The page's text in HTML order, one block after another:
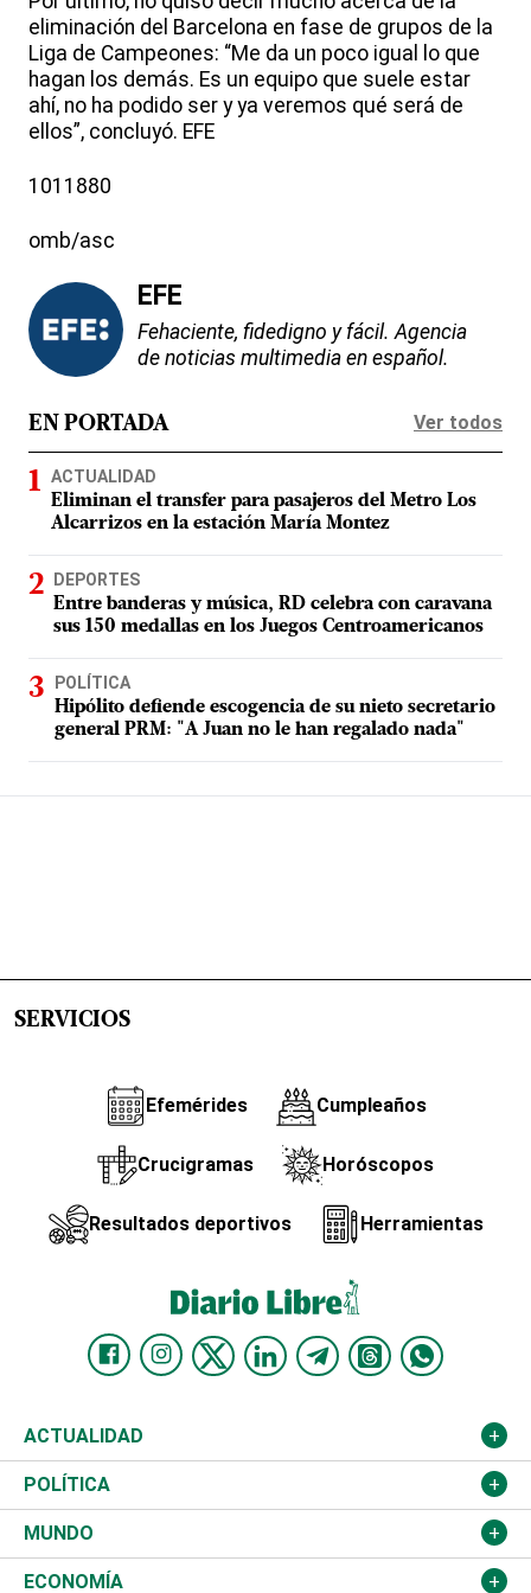
eliminación del Barcelona en fase de grupos de la
Liga de Campeones: “Me da un poco igual lo que
hagan los demás. Es un equipo que suele estar
ahí, no ha podido ser y ya veremos qué será de
ellos”, concluyó. EFE
1011880
omb/asc
EFE
Fehaciente, fidedigno y fácil. Agencia
de noticias multimedia en español.
EN PORTADA Ver todos
ACTUALIDAD
Eliminan el transfer para pasajeros del Metro Los
Alcarrizos en la estación María Montez
DEPORTES
Entre banderas y música, RD celebra con caravana
sus 150 medallas en los Juegos Centroamericanos
POLÍTICA
Hipólito defiende escogencia de su nieto secretario
general PRM: "A Juan no le han regalado nada"
SERVICIOS
Efemérides Cumpleaños
Crucigramas Horóscopos
Resultados deportivos Herramientas
ACTUALIDAD
Nacional
Ciudad
Educación
POLÍTICA
Partidos
JCE
MUNDO
Estados Unidos
ECONOMÍA